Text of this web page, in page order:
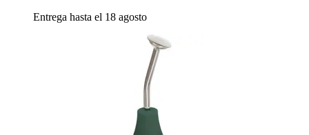
Entrega hasta el 18 agosto